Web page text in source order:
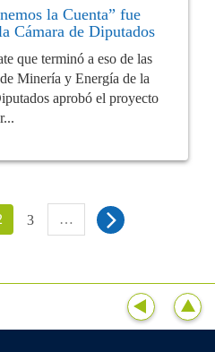
la Cuenta” fue
Cámara de Diputados
que terminó a eso de las
Minería y Energía de la
aprobó el proyecto
3 …